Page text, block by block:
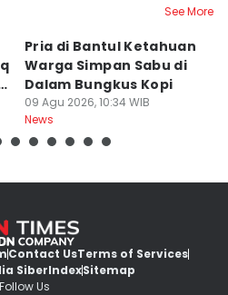
See More
Pria di Bantul Ketahuan
Warga Simpan Sabu di
Dalam Bungkus Kopi
09 Agu 2026, 10:34 WIB
News
Contact UsTerms of Services
SiberIndexSitemap
Follow Us